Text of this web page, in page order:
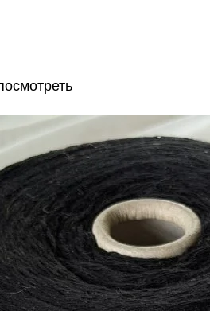
Plus
10%, меринос 70%, шёлк 20%
г черный матовый
₽
г